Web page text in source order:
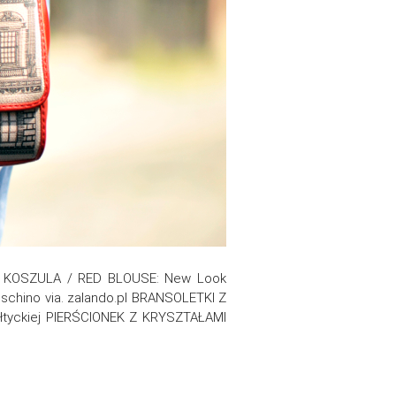
KOSZULA / RED BLOUSE: New Look
via. zalando.pl BRANSOLETKI Z
PIERŚCIONEK Z KRYSZTAŁAMI